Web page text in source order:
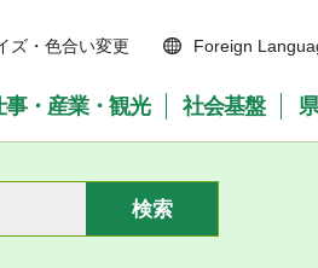
ズ・色合い変更 Foreign
事・産業・観光 社会基盤